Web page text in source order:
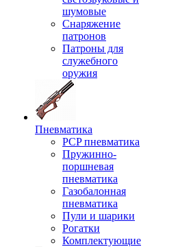
шумовые
Снаряжение
патронов
Патроны для
служебного
оружия
Пневматика
PCP пневматика
Пружинно-
поршневая
пневматика
Газобалонная
пневматика
Пули и шарики
Рогатки
Комплектующие